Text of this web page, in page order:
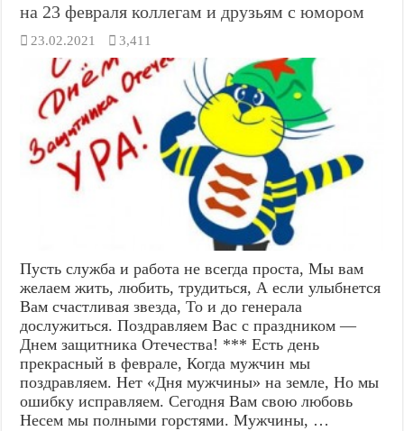
на 23 февраля коллегам и друзьям с юмором
23.02.2021 3,411
Пусть служба и работа не всегда проста, Мы вам
желаем жить, любить, трудиться, А если улыбнется
Вам счастливая звезда, То и до генерала
дослужиться. Поздравляем Вас с праздником —
Днем защитника Отечества! *** Есть день
прекрасный в феврале, Когда мужчин мы
поздравляем. Нет «Дня мужчины» на земле, Но мы
ошибку исправляем. Сегодня Вам свою любовь
Несем мы полными горстями. Мужчины, …